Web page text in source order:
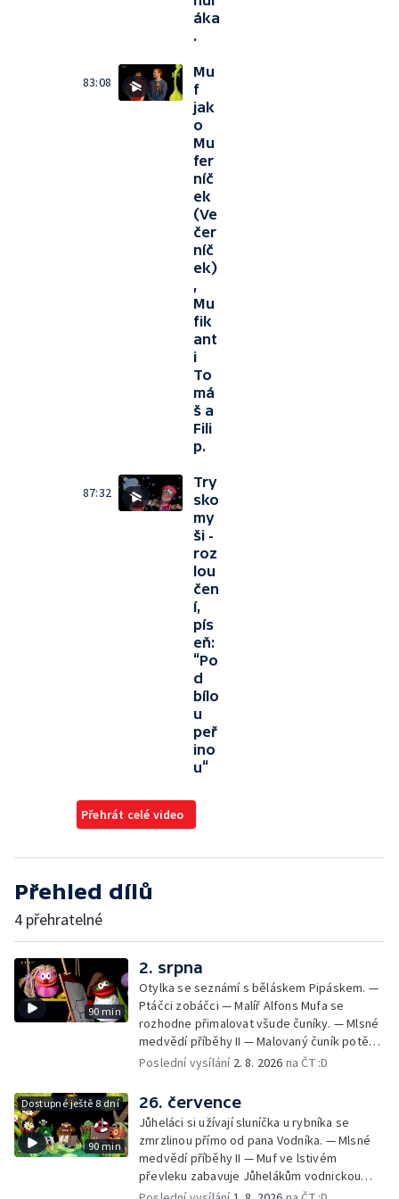
áka
.
83:08
Mu
f
jak
o
Mu
fer
níč
ek
(Ve
čer
níč
ek)
,
Mu
fik
ant
i
To
má
š a
Fili
p.
87:32
Try
sko
my
ši -
roz
lou
čen
í,
pís
eň:
“Po
d
bílo
u
peř
ino
u“
Přehrát celé video
Přehled dílů
4 přehratelné
90 min
2. srpna
Otylka se seznámí s běláskem Pipáskem. —
Ptáčci zobáčci — Malíř Alfons Mufa se
rozhodne přimalovat všude čuníky. — Mlsné
medvědí příběhy II — Malovaný čuník potěší
Drsňačku. — Dobrodružství Arachnomušáka
kapela — Teta Pipeta se pustila do velkého
prádla a nezná slitování s Jůheláky ani
Polapilem. — Bob a Bobek na cestách — Muf
chystá Vodníkovi bublinkovou koupel. —
Lišák a Zajda — Brzoránošou navštíví
velryba. — Muchomůrek a Muchlíci II — Hary,
Poslední vysílání 2. 8. 2026 na ČT :D
Dostupné ještě 8 dní
90 min
26. července
Jůheláci si užívají sluníčka u rybníka se
zmrzlinou přímo od pana Vodníka. — Mlsné
medvědí příběhy II — Muf ve lstivém
převleku zabavuje Jůhelákům vodnickou
zmrzlinu, ale pak lituje - je totiž z bahna a